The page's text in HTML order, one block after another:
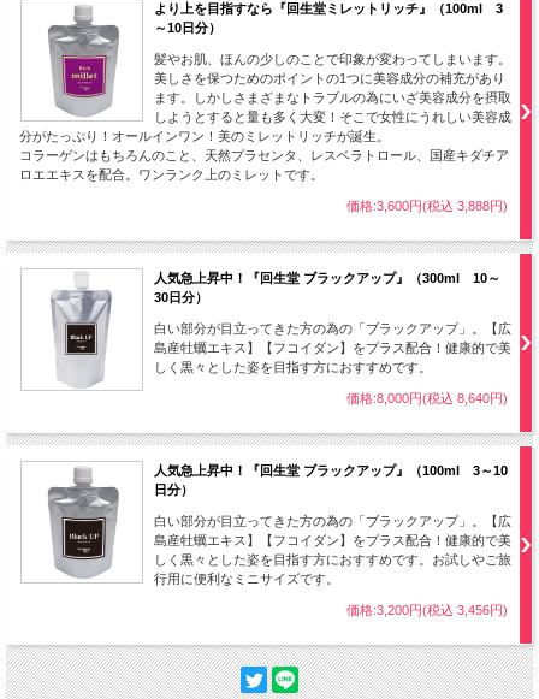
より上を目指すなら『回生堂ミレットリッチ』（100ml 3
～10日分）
髪やお肌、ほんの少しのことで印象が変わってしまいます。
美しさを保つためのポイントの1つに美容成分の補充があり
ます。しかしさまざまなトラブルの為にいざ美容成分を摂取
しようとすると量も多く大変！そこで女性にうれしい美容成
分がたっぷり！オールインワン！美のミレットリッチが誕生。
コラーゲンはもちろんのこと、天然プラセンタ、レスベラトロール、国産キダチア
ロエエキスを配合。ワンランク上のミレットです。
価格:3,600円(税込 3,888円)
人気急上昇中！『回生堂 ブラックアップ』（300ml 10～
30日分）
白い部分が目立ってきた方の為の「ブラックアップ」。【広
島産牡蠣エキス】【フコイダン】をプラス配合！健康的で美
しく黒々とした姿を目指す方におすすめです。
価格:8,000円(税込 8,640円)
人気急上昇中！『回生堂 ブラックアップ』（100ml 3～10
日分）
白い部分が目立ってきた方の為の「ブラックアップ」。【広
島産牡蠣エキス】【フコイダン】をプラス配合！健康的で美
しく黒々とした姿を目指す方におすすめです。お試しやご旅
行用に便利なミニサイズです。
価格:3,200円(税込 3,456円)